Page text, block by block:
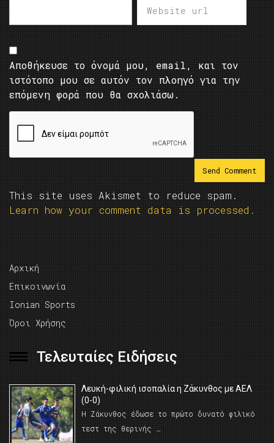
Αποθήκευσε το όνομά μου, email, και τον
ιστότοπο μου σε αυτόν τον πλοηγό για την
επόμενη φορά που θα σχολιάσω.
This site uses Akismet to reduce spam.
Learn how your comment data is processed.
Αρχική
Επικοινωνία
Ionian Sports
Όροι Χρήσης
Τελευταίες Ειδήσεις
Λευκή-φιλική ισοπαλία η Ζάκυνθος με ΑΕΛ
(0-0)
Η Ζάκυνθος έδωσε το πρώτο δυνατό φιλικό
τεστ της θερινής …